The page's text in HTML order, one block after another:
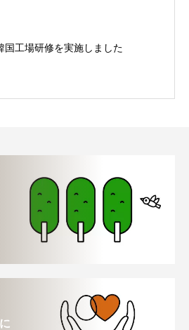
国工場研修を実施しました